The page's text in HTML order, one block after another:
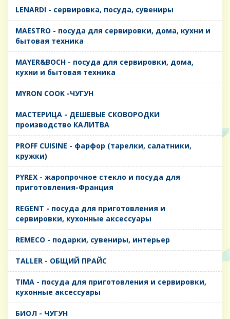
LENARDI - сервировка, посуда, сувениры
MAESTRO - посуда для сервировки, дома, кухни и
бытовая техника
MAYER&BOCH - посуда для сервировки, дома,
кухни и бытовая техника
MYRON COOK -ЧУГУН
MАСТЕРИЦА - ДЕШЕВЫЕ СКОВОРОДКИ
производство КАЛИТВА
PROFF CUISINE - фарфор (тарелки, салатники,
кружки)
PYREX - жаропрочное стекло и посуда для
приготовления-Франция
REGENT - посуда для приготовления и
сервировки, кухонные аксессуары
REMECO - подарки, сувениры, интерьер
TALLER - ОБЩИЙ ПРАЙС
TIMA - посуда для приготовления и сервировки,
кухонные аксессуары
БИОЛ - ЧУГУН